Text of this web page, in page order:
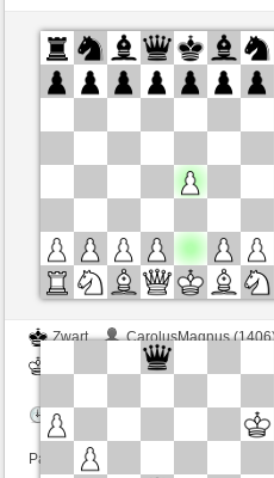
Wit
Tag97 (1395) (+11)
Zwart
Mike88 (1274) (-11)
Zwart
CarolusMagnus
Mike88 (1274)
Speelduur: 5 minutes/side + 5
Partij telt mee voor de ranglijst